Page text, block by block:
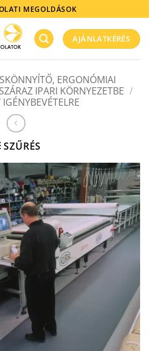
MEGOLDÁSOK
AJÁNLATKÉRÉS
ERGONÓMIAI
SZÁRAZ IPARI KÖRNYEZETBE /
SZŰRÉS